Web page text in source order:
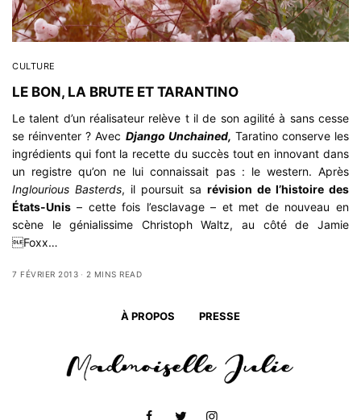
CULTURE
LE BON, LA BRUTE ET TARANTINO
Le talent d’un réalisateur relève t il de son agilité à sans cesse
se réinventer ? Avec Django Unchained, Taratino conserve les
ingrédients qui font la recette du succès tout en innovant dans
un registre qu’on ne lui connaissait pas : le western. Après
Inglourious Basterds, il poursuit sa révision de l’histoire des
États-Unis – cette fois l’esclavage – et met de nouveau en
scène le génialissime Christoph Waltz, au côté de Jamie
Foxx…
7 FÉVRIER 2013 2 MINS READ
À PROPOS PRESSE